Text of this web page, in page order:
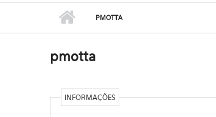
PMOTTA
pmotta
INFORMAÇÕES